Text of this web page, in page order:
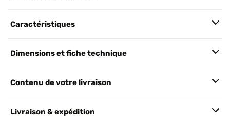
Caractéristiques
Dimensions et fiche technique
Contenu de votre livraison
Livraison & expédition